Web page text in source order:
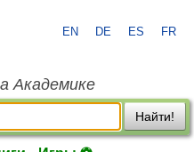
EN DE ES FR
Академике
Найти!